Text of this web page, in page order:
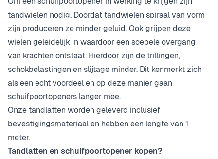
tandwielen nodig. Doordat tandwielen spiraal van vorm
zijn produceren ze minder geluid. Ook grijpen deze
wielen geleidelijk in waardoor een soepele overgang
van krachten ontstaat. Hierdoor zijn de trillingen,
schokbelastingen en slijtage minder. Dit kenmerkt zich
als een echt voordeel en op deze manier gaan
schuifpoortopeners langer mee.
Onze tandlatten worden geleverd inclusief
bevestigingsmateriaal en hebben een lengte van 1
meter.
Tandlatten en schuifpoortopener kopen?